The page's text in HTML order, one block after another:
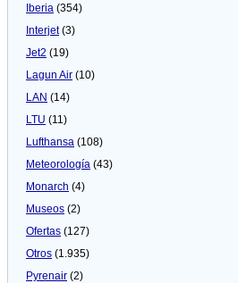
Iberia (354)
Interjet(3)
Jet2 (19)
Lagun Air (10)
LAN (14)
LTU (11)
Lufthansa (108)
Meteorologí­a (43)
Monarch (4)
Museos (2)
Ofertas (127)
Otros (1.935)
Pyrenair (2)